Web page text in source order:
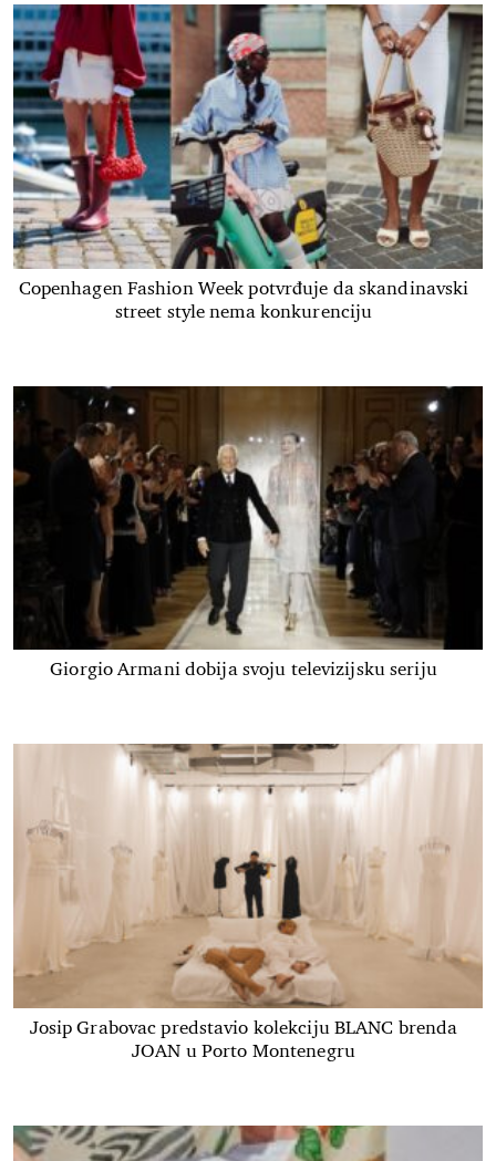
Copenhagen Fashion Week potvrđuje da skandinavski
street style nema konkurenciju
Giorgio Armani dobija svoju televizijsku seriju
Josip Grabovac predstavio kolekciju BLANC brenda
JOAN u Porto Montenegru